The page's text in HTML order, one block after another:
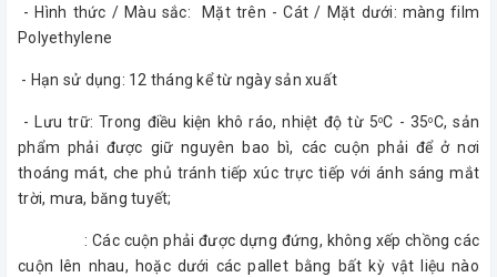
- Hình thức / Màu sắc: Mặt trên - Cát / Mặt dưới: màng film
Polyethylene
- Hạn sử dụng: 12 tháng kể từ ngày sản xuất
- Lưu trữ: Trong điều kiện khô ráo, nhiệt độ từ 5oC - 35oC, sản
phẩm phải được giữ nguyên bao bì, các cuộn phải để ở nơi
thoáng mát, che phủ tránh tiếp xúc trực tiếp với ánh sáng mắt
trời, mưa, băng tuyết;
: Các cuộn phải được dựng đứng, không xếp chồng các
cuộn lên nhau, hoặc dưới các pallet bằng bất kỳ vật liệu nào